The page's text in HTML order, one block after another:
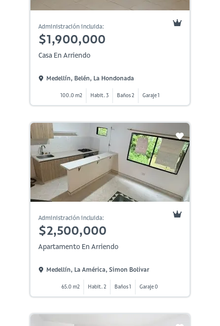
Administración incluida:
$1,900,000
Casa En Arriendo
Medellín, Belén, La Hondonada
100.0 m2 Habit. 3 Baños 2 Garaje 1
Administración incluida:
$2,500,000
Apartamento En Arriendo
Medellín, La América, Simon Bolivar
65.0 m2 Habit. 2 Baños 1 Garaje 0